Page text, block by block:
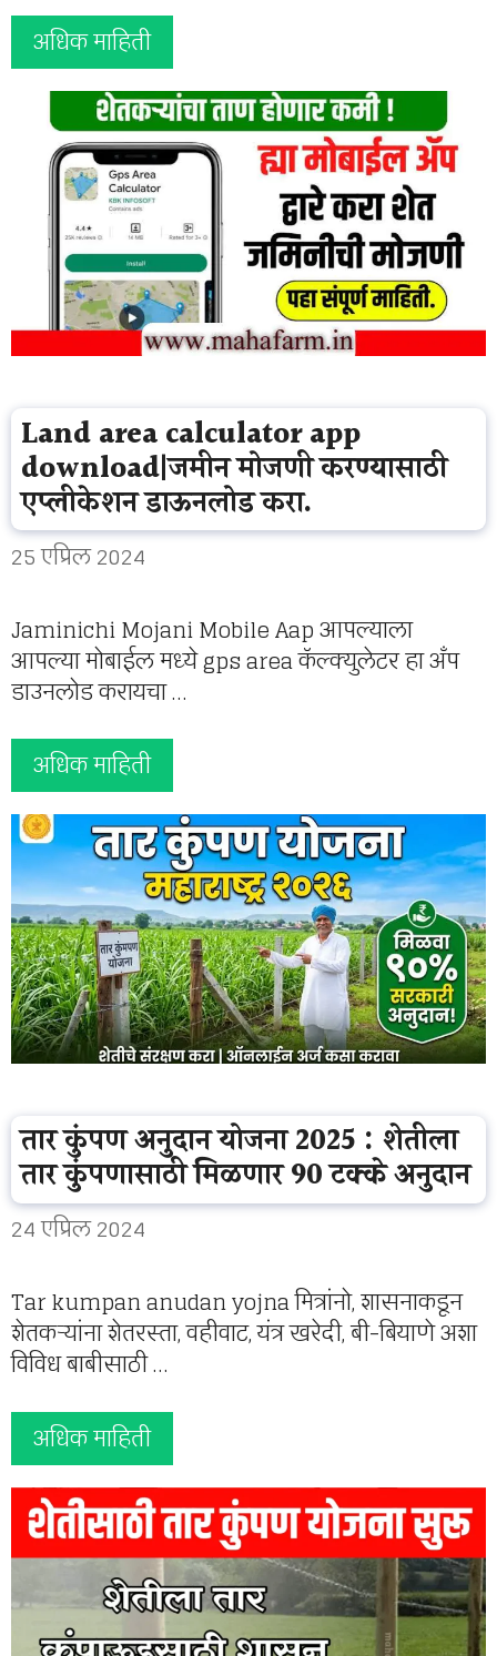
अधिक माहिती
Land area calculator app
download|जमीन मोजणी करण्यासाठी
एप्लीकेशन डाऊनलोड करा.
25 एप्रिल 2024
Jaminichi Mojani Mobile Aap आपल्याला
आपल्या मोबाईल मध्ये gps area कॅल्क्युलेटर हा अँप
डाउनलोड करायचा …
अधिक माहिती
तार कुंपण अनुदान योजना 2025 : शेतीला
तार कुंपणासाठी मिळणार 90 टक्के अनुदान
24 एप्रिल 2024
Tar kumpan anudan yojna मित्रांनो, शासनाकडून
शेतकऱ्यांना शेतरस्ता, वहीवाट, यंत्र खरेदी, बी-बियाणे अशा
विविध बाबीसाठी …
अधिक माहिती